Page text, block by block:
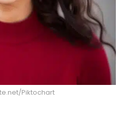
Piktochart